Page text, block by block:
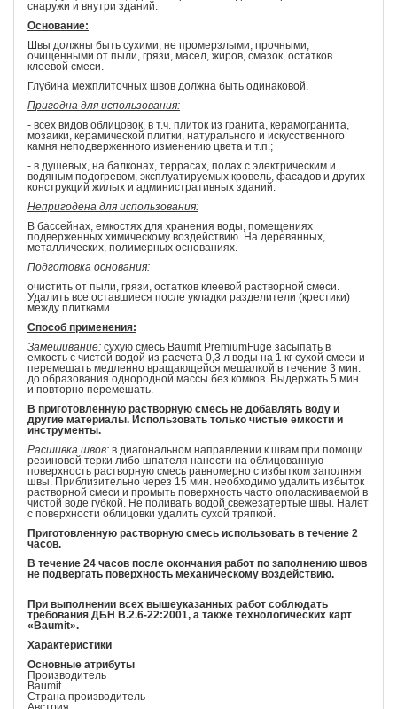
снаружи и внутри зданий.
Основание:
Швы должны быть сухими, не промерзлыми, прочными,
очищенными от пыли, грязи, масел, жиров, смазок, остатков
клеевой смеси.
Глубина межплиточных швов должна быть одинаковой.
Пригодна для использования:
- всех видов облицовок, в т.ч. плиток из гранита, керамогранита,
мозаики, керамической плитки, натурального и искусственного
камня неподверженного изменению цвета и т.п.;
- в душевых, на балконах, террасах, полах с электрическим и
водяным подогревом, эксплуатируемых кровель, фасадов и других
конструкций жилых и административных зданий.
Непригодена для использования:
В бассейнах, емкостях для хранения воды, помещениях
подверженных химическому воздействию. На деревянных,
металлических, полимерных основаниях.
Подготовка основания:
очистить от пыли, грязи, остатков клеевой растворной смеси.
Удалить все оставшиеся после укладки разделители (крестики)
между плитками.
Способ применения:
Замешивание: сухую смесь Baumit PremiumFuge засыпать в
емкость с чистой водой из расчета 0,3 л воды на 1 кг сухой смеси и
перемешать медленно вращающейся мешалкой в течение 3 мин.
до образования однородной массы без комков. Выдержать 5 мин.
и повторно перемешать.
В приготовленную растворную смесь не добавлять воду и
другие материалы. Использовать только чистые емкости и
инструменты.
Расшивка швов: в диагональном направлении к швам при помощи
резиновой терки либо шпателя нанести на облицованную
поверхность растворную смесь равномерно с избытком заполняя
швы. Приблизительно через 15 мин. необходимо удалить избыток
растворной смеси и промыть поверхность часто ополаскиваемой в
чистой воде губкой. Не поливать водой свежезатертые швы. Налет
с поверхности облицовки удалить сухой тряпкой.
Приготовленную растворную смесь использовать в течение 2
часов.
В течение 24 часов после окончания работ по заполнению швов
не подвергать поверхность механическому воздействию.
При выполнении всех вышеуказанных работ соблюдать
требования ДБН В.2.6-22:2001, а также технологических карт
«Baumit».
Характеристики
Основные атрибуты
Производитель
Baumit
Страна производитель